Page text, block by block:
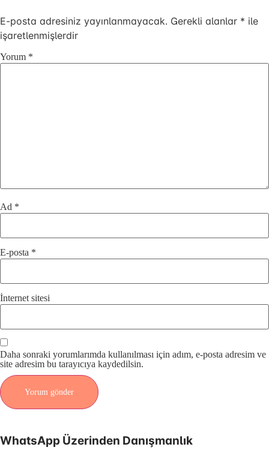
E-posta adresiniz yayınlanmayacak. Gerekli alanlar * ile
işaretlenmişlerdir
Yorum *
Ad *
E-posta *
İnternet sitesi
Daha sonraki yorumlarımda kullanılması için adım, e-posta adresim ve
site adresim bu tarayıcıya kaydedilsin.
WhatsApp Üzerinden Danışmanlık